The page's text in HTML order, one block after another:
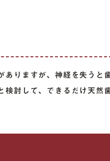
りますが、神経を失うと
討して、できるだけ天然